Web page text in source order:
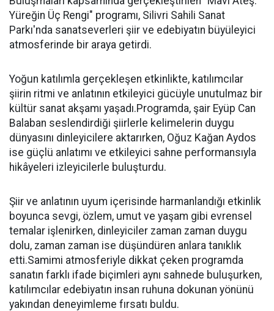
Yüreğin Üç Rengi" programı, Silivri Sahili Sanat
Parkı'nda sanatseverleri şiir ve edebiyatın büyüleyici
atmosferinde bir araya getirdi.
Yoğun katılımla gerçekleşen etkinlikte, katılımcılar
şiirin ritmi ve anlatının etkileyici gücüyle unutulmaz bir
kültür sanat akşamı yaşadı.Programda, şair Eyüp Can
Balaban seslendirdiği şiirlerle kelimelerin duygu
dünyasını dinleyicilere aktarırken, Oğuz Kağan Aydos
ise güçlü anlatımı ve etkileyici sahne performansıyla
hikâyeleri izleyicilerle buluşturdu.
Şiir ve anlatının uyum içerisinde harmanlandığı etkinlik
boyunca sevgi, özlem, umut ve yaşam gibi evrensel
temalar işlenirken, dinleyiciler zaman zaman duygu
dolu, zaman zaman ise düşündüren anlara tanıklık
etti.Samimi atmosferiyle dikkat çeken programda
sanatın farklı ifade biçimleri aynı sahnede buluşurken,
katılımcılar edebiyatın insan ruhuna dokunan yönünü
yakından deneyimleme fırsatı buldu.